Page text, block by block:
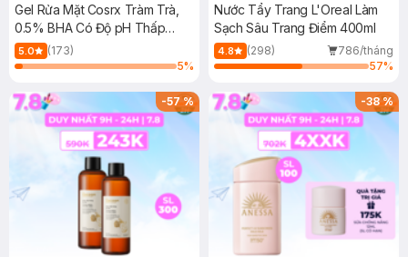
Gel Rửa Mặt Cosrx Tràm Trà,
0.5% BHA Có Độ pH Thấp
150ml
5.0
(173)
5%
Nước Tẩy Trang L'Oreal Làm
Sạch Sâu Trang Điểm 400ml
4.8 (298)
786/tháng
57%
-57% -38%